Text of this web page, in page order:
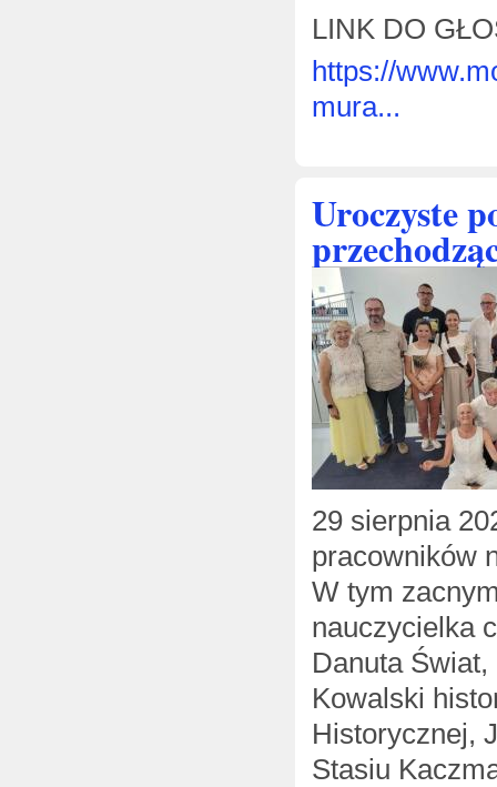
LINK DO
https://
mura...
Uroczyste
29 sierpnia
pracowników
W tym
nauczycielka
Danuta Świat,
Kowalski
Historycznej,
Stasiu